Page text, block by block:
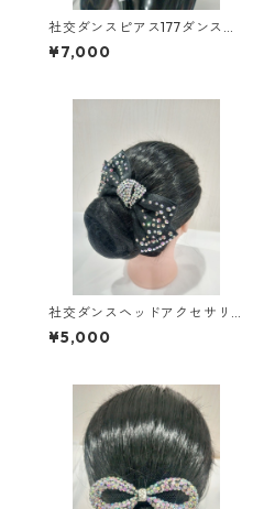
社交ダンスピアス177ダンスア
クセサリーベリーダンスブラ
イダルアクセサリー
¥7,000
社交ダンスヘッドアクセサリ
ーHA-75オーロラダンスアク
セサリーベリーダンスブライ
¥5,000